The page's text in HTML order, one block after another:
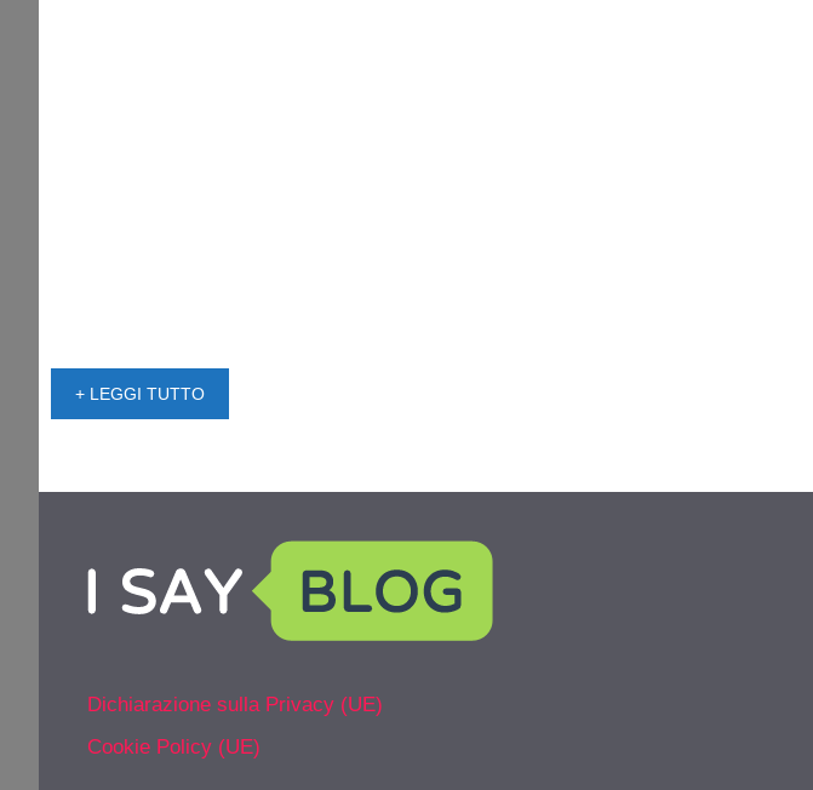
+ LEGGI TUTTO
Dichiarazione sulla Privacy (UE)
Cookie Policy (UE)